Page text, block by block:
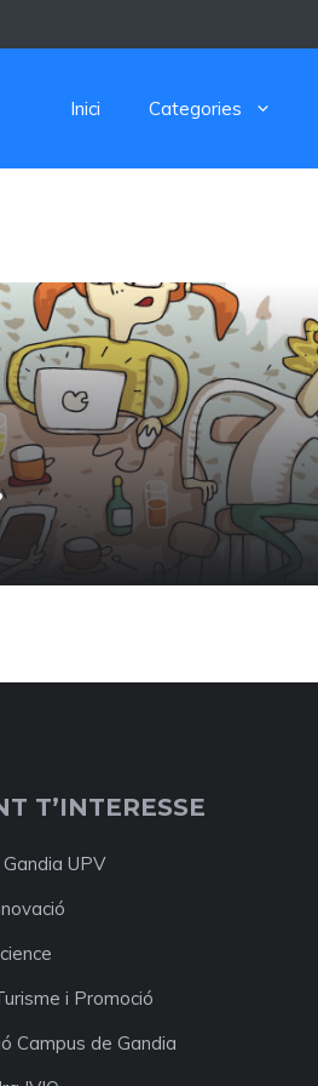
Inici Categories
T’INTERESSE
UPV
i Promoció
Campus de Gandia